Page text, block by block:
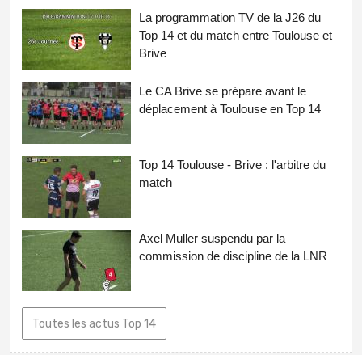
La programmation TV de la J26 du
Top 14 et du match entre Toulouse et
Brive
Le CA Brive se prépare avant le
déplacement à Toulouse en Top 14
Top 14 Toulouse - Brive : l'arbitre du
match
Axel Muller suspendu par la
commission de discipline de la LNR
Toutes les actus Top 14